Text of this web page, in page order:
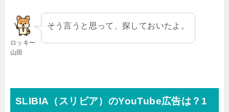
ロッキー
山田
そう言うと思って、探しておいたよ。
SLIBIA（スリビア） のYouTube広告は？1